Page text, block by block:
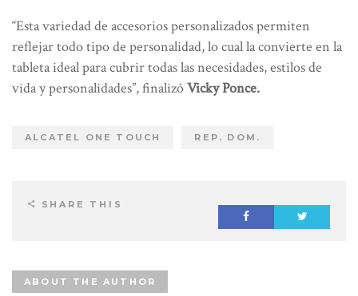
“Esta variedad de accesorios personalizados permiten
reflejar todo tipo de personalidad, lo cual la convierte en la
tableta ideal para cubrir todas las necesidades, estilos de
vida y personalidades”, finalizóVicky Ponce.
ALCATEL ONE TOUCH REP. DOM.
SHARE THIS
ABOUT THE AUTHOR